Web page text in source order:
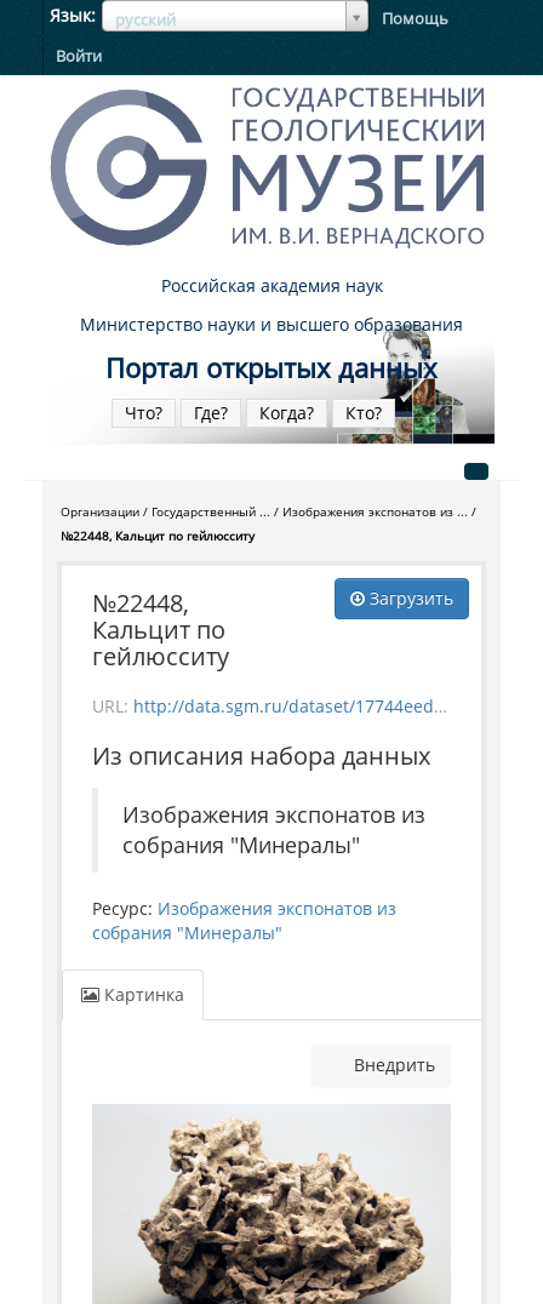
Язык русский
ЯзыкЯзык
Помощь
Войти
Российская академия наук
Министерство науки и высшего образования
Портал открытых данных
Что? Где? Когда? Кто?
Организации Государственный ...
Изображения экспонатов из ...
№22448, Кальцит по гейлюсситу
Загрузить
№22448,
Кальцит по
гейлюсситу
URL: http://data.sgm.ru/dataset/17744eed-27fa-4a9a-bc72-4e657fa570af/resource/dc50585d-fea2-4cfa-bef5-11e3c2905464/download/mineral_22448.jpg
Из описания набора данных
Изображения экспонатов из
собрания "Минералы"
Ресурс: Изображения экспонатов из
собрания "Минералы"
Картинка
Внедрить